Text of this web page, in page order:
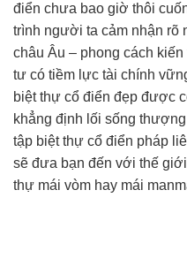
điển chưa bao giờ thôi
trình người ta cảm nhận rõ
châu Âu – phong cách
tư có tiềm lực tài chính
biệt thự cổ điển đẹp được
khẳng định lối sống
tập biệt thự cổ điển pháp
sẽ đưa bạn đến với thế
thự mái vòm hay mái